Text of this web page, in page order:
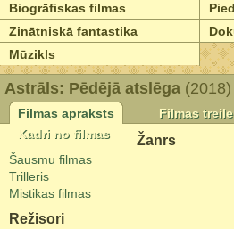
Biogrāfiskas filmas
Zinātniskā fantastika
Mūzikls
Astrāls: Pēdējā atslēga (2018)
Filmas apraksts
Filmas
Kadri no filmas
Žanrs
Šausmu filmas
Trilleris
Mistikas filmas
Režisori